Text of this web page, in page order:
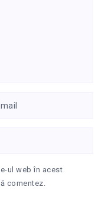
ul web în acest
comentez.